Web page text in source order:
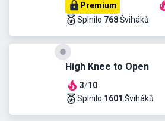
Premium
Splnilo 768Šviháků
High Knee to Open
3/10
Splnilo 1601 Šviháků